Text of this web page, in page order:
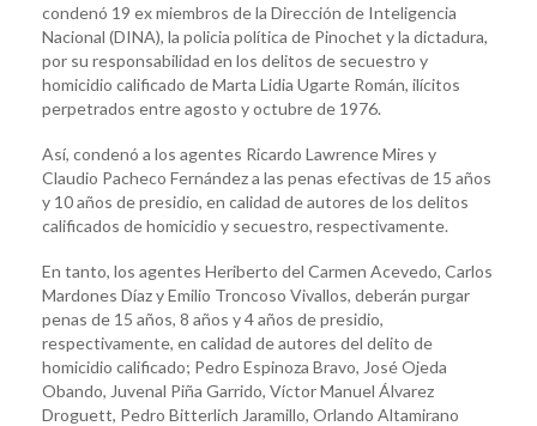
condenó 19 ex miembros de la Dirección de Inteligencia
Nacional (DINA), la policia política de Pinochet y la dictadura,
por su responsabilidad en los delitos de secuestro y
homicidio calificado de Marta Lidia Ugarte Román, ilícitos
perpetrados entre agosto y octubre de 1976.
Así, condenó a los agentes Ricardo Lawrence Mires y
Claudio Pacheco Fernández a las penas efectivas de 15 años
y 10 años de presidio, en calidad de autores de los delitos
calificados de homicidio y secuestro, respectivamente.
En tanto, los agentes Heriberto del Carmen Acevedo, Carlos
Mardones Díaz y Emilio Troncoso Vivallos, deberán purgar
penas de 15 años, 8 años y 4 años de presidio,
respectivamente, en calidad de autores del delito de
homicidio calificado; Pedro Espinoza Bravo, José Ojeda
Obando, Juvenal Piña Garrido, Víctor Manuel Álvarez
Droguett, Pedro Bitterlich Jaramillo, Orlando Altamirano